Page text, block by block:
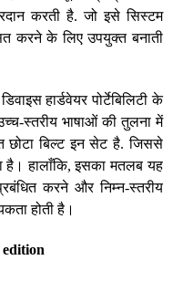
करती है. जो इसे सिस्टम
करने के लिए उपयुक्त बनाती
हार्डवेयर पोर्टेबिलिटी के
स्तरीय भाषाओं की तुलना में
छोटा बिल्ट इन सेट है. जिससे
हालाँकि, इसका मतलब यह
करने और निम्न-स्तरीय
होती है।